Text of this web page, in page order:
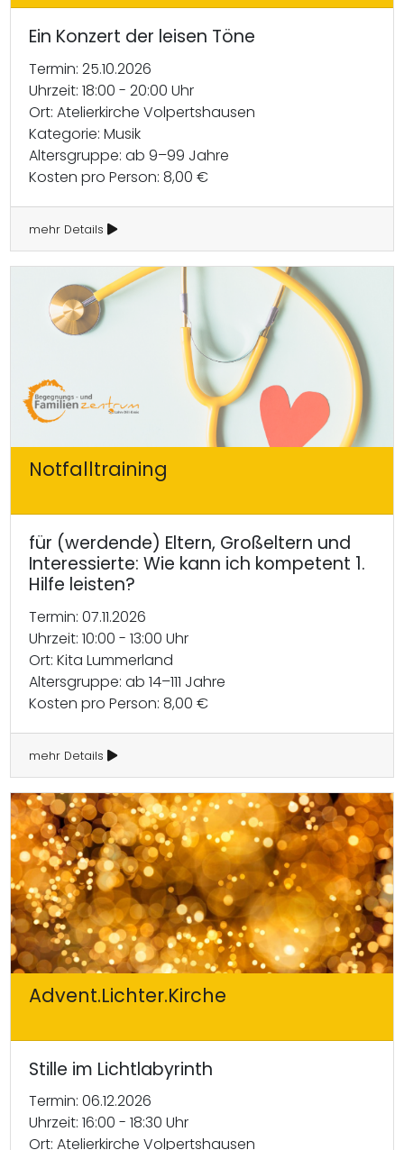
Ein Konzert der leisen Töne
Termin: 25.10.2026
Uhrzeit: 18:00 - 20:00 Uhr
Ort: Atelierkirche Volpertshausen
Kategorie: Musik
Altersgruppe: ab 9–99 Jahre
Kosten pro Person: 8,00 €
mehr Details
Notfalltraining
für (werdende) Eltern, Großeltern und
Interessierte: Wie kann ich kompetent 1.
Hilfe leisten?
Termin: 07.11.2026
Uhrzeit: 10:00 - 13:00 Uhr
Ort: Kita Lummerland
Altersgruppe: ab 14–111 Jahre
Kosten pro Person: 8,00 €
mehr Details
Advent.Lichter.Kirche
Stille im Lichtlabyrinth
Termin: 06.12.2026
Uhrzeit: 16:00 - 18:30 Uhr
Ort: Atelierkirche Volpertshausen